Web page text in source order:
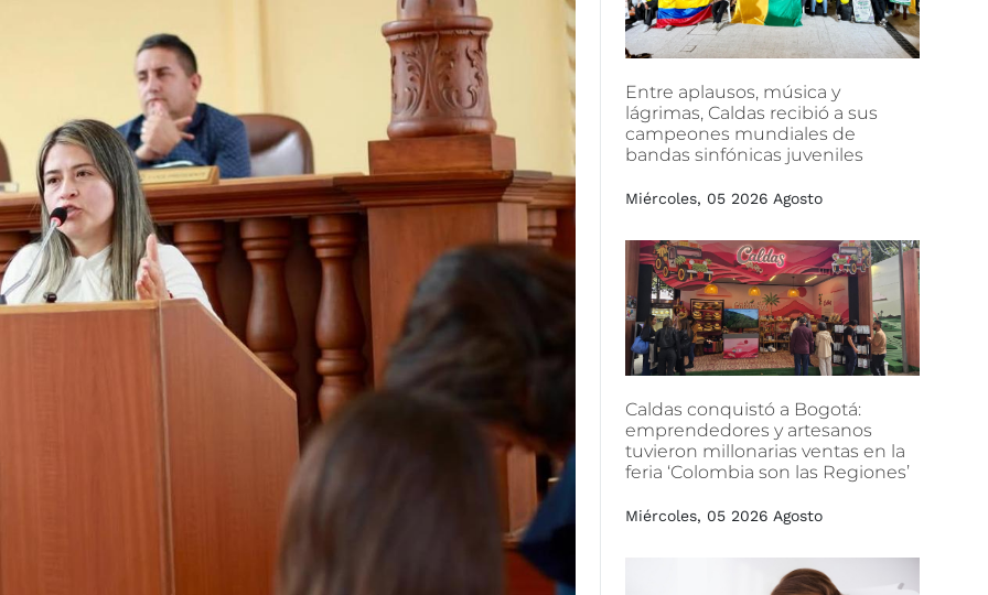
Entre aplausos, música y
lágrimas, Caldas recibió a sus
campeones mundiales de
bandas sinfónicas juveniles
Miércoles, 05 2026 Agosto
Caldas conquistó a Bogotá:
emprendedores y artesanos
tuvieron millonarias ventas en la
feria ‘Colombia son las Regiones’
Miércoles, 05 2026 Agosto